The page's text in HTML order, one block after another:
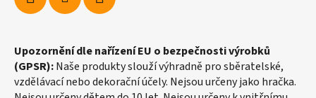
Upozornění dle nařízení EU o bezpečnosti výrobků
(GPSR):Naše produkty slouží výhradně pro sběratelské,
vzdělávací nebo dekorační účely. Nejsou určeny jako hračka.